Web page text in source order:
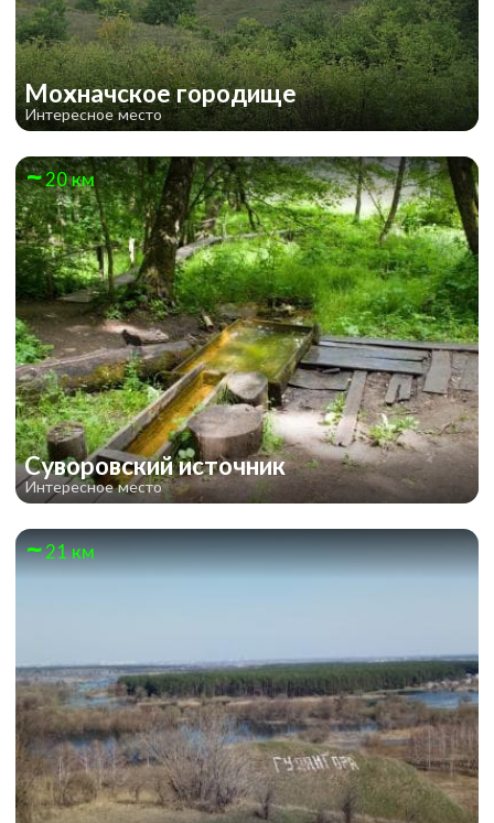
Мохначское городище
Интересное место
20 км
Суворовский источник
Интересное место
21 км